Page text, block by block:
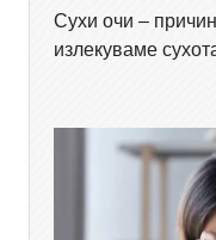
Сухи очи –
излекуваме